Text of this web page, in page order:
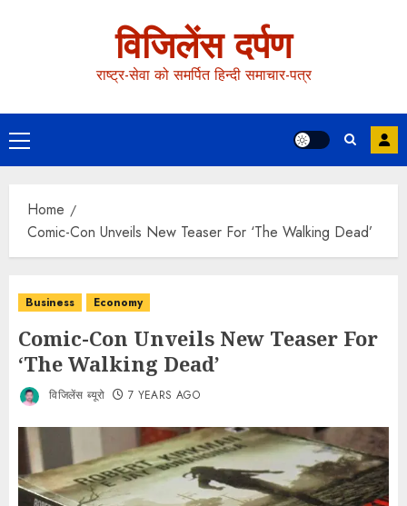
विजिलेंस दर्पण
राष्ट्र-सेवा को समर्पित हिन्दी समाचार-पत्र
Home
Comic-Con Unveils New Teaser For ‘The Walking Dead’
Business Economy
Comic-Con Unveils New Teaser For
‘The Walking Dead’
विजिलेंस ब्यूरो 7 YEARS AGO